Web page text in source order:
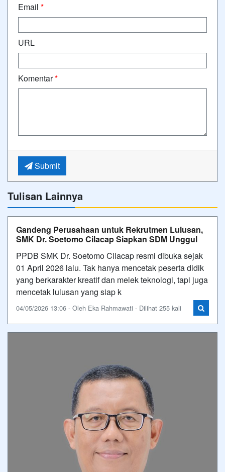
Email *
URL
Komentar*
Submit
Tulisan Lainnya
Gandeng Perusahaan untuk Rekrutmen Lulusan,
SMK Dr. Soetomo Cilacap Siapkan SDM Unggul
PPDB SMK Dr. Soetomo Cilacap resmi dibuka sejak
01 April 2026 lalu. Tak hanya mencetak peserta didik
yang berkarakter kreatif dan melek teknologi, tapi juga
mencetak lulusan yang siap k
04/05/2026 13:06 - Oleh Eka Rahmawati - Dilihat 255 kali